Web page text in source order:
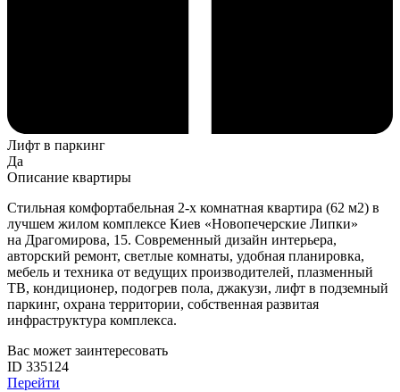
Лифт в паркинг
Да
Описание квартиры
Стильная комфортабельная 2-х комнатная квартира (62 м2) в
лучшем жилом комплексе Киев «Новопечерские Липки»
на Драгомирова, 15. Современный дизайн интерьера,
авторский ремонт, светлые комнаты, удобная планировка,
мебель и техника от ведущих производителей, плазменный
ТВ, кондиционер, подогрев пола, джакузи, лифт в подземный
паркинг, охрана территории, собственная развитая
инфраструктура комплекса.
Вас может заинтересовать
ID 335124
Перейти